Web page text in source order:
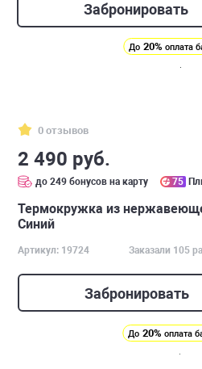
Забронировать
До 20% оплата
0 отзывов
2 490 руб.
до 249 бонусов на карту 75
Термокружка из
Синий
Артикул: 19724 Заказали 105
Забронировать
До 20% оплата